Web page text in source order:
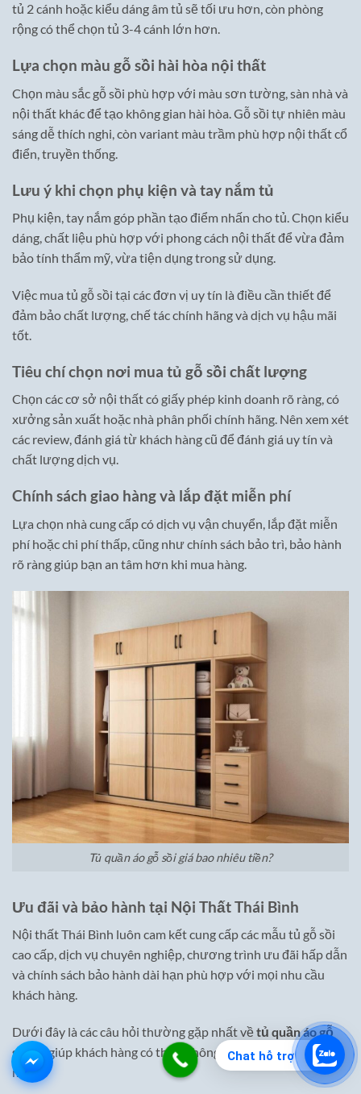
Chat hỗ trợ
tủ 2 cánh hoặc kiểu dáng âm tủ sẽ tối ưu hơn, còn phòng
rộng có thể chọn tủ 3-4 cánh lớn hơn.
Lựa chọn màu gỗ sồi hài hòa nội thất
Chọn màu sắc gỗ sồi phù hợp với màu sơn tường, sàn nhà và
nội thất khác để tạo không gian hài hòa. Gỗ sồi tự nhiên màu
sáng dễ thích nghi, còn variant màu trầm phù hợp nội thất cổ
điển, truyền thống.
Lưu ý khi chọn phụ kiện và tay nắm tủ
Phụ kiện, tay nắm góp phần tạo điểm nhấn cho tủ. Chọn kiểu
dáng, chất liệu phù hợp với phong cách nội thất để vừa đảm
bảo tính thẩm mỹ, vừa tiện dụng trong sử dụng.
Việc mua tủ gỗ sồi tại các đơn vị uy tín là điều cần thiết để
đảm bảo chất lượng, chế tác chính hãng và dịch vụ hậu mãi
tốt.
Tiêu chí chọn nơi mua tủ gỗ sồi chất lượng
Chọn các cơ sở nội thất có giấy phép kinh doanh rõ ràng, có
xưởng sản xuất hoặc nhà phân phối chính hãng. Nên xem xét
các review, đánh giá từ khách hàng cũ để đánh giá uy tín và
chất lượng dịch vụ.
Chính sách giao hàng và lắp đặt miễn phí
Lựa chọn nhà cung cấp có dịch vụ vận chuyển, lắp đặt miễn
phí hoặc chi phí thấp, cũng như chính sách bảo trì, bảo hành
rõ ràng giúp bạn an tâm hơn khi mua hàng.
Tủ quần áo gỗ sồi giá bao nhiêu tiền?
Ưu đãi và bảo hành tại Nội Thất Thái Bình
Nội thất Thái Bình luôn cam kết cung cấp các mẫu tủ gỗ sồi
cao cấp, dịch vụ chuyên nghiệp, chương trình ưu đãi hấp dẫn
và chính sách bảo hành dài hạn phù hợp với mọi nhu cầu
khách hàng.
Dưới đây là các câu hỏi thường gặp nhất vềtủ quần áo gỗ
sồiđể giúp khách hàng có thêm thông tin trước quyết định
mua.